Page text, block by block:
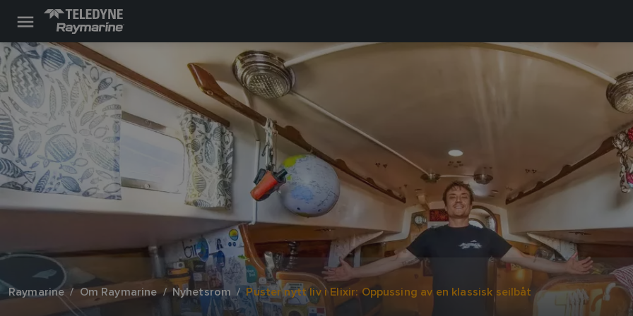
Raymarine Om Raymarine Nyhetsrom Puster nytt liv i Elixir: Oppussing av en klassisk seilbåt